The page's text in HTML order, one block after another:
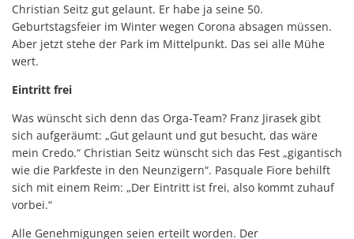
Christian Seitz gut gelaunt. Er habe ja seine 50.
Geburtstagsfeier im Winter wegen Corona absagen müssen.
Aber jetzt stehe der Park im Mittelpunkt. Das sei alle Mühe
wert.
Eintritt frei
Was wünscht sich denn das Orga-Team? Franz Jirasek gibt
sich aufgeräumt: „Gut gelaunt und gut besucht, das wäre
mein Credo.“ Christian Seitz wünscht sich das Fest „gigantisch
wie die Parkfeste in den Neunzigern“. Pasquale Fiore behilft
sich mit einem Reim: „Der Eintritt ist frei, also kommt zuhauf
vorbei.“
Alle Genehmigungen seien erteilt worden. Der